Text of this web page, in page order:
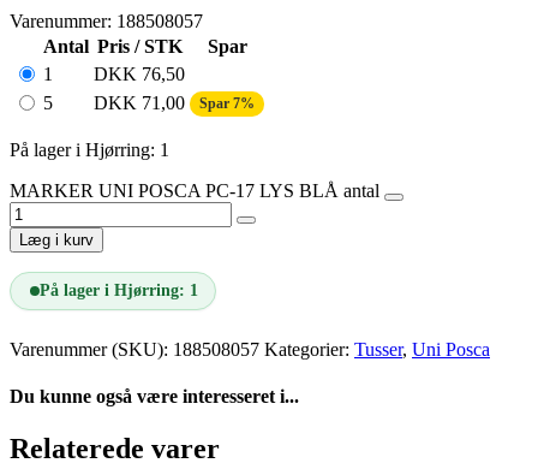
Varenummer: 188508057
Antal Pris / STK
Spar
1
DKK 76,50
5
DKK 71,00 Spar 7%
På lager i Hjørring: 1
MARKER UNI POSCA PC-17 LYS BLÅ antal
Læg i kurv
På lager i Hjørring: 1
Varenummer (SKU): 188508057 Kategorier: Tusser, Uni Posca
Du kunne også være interesseret i...
Relaterede varer